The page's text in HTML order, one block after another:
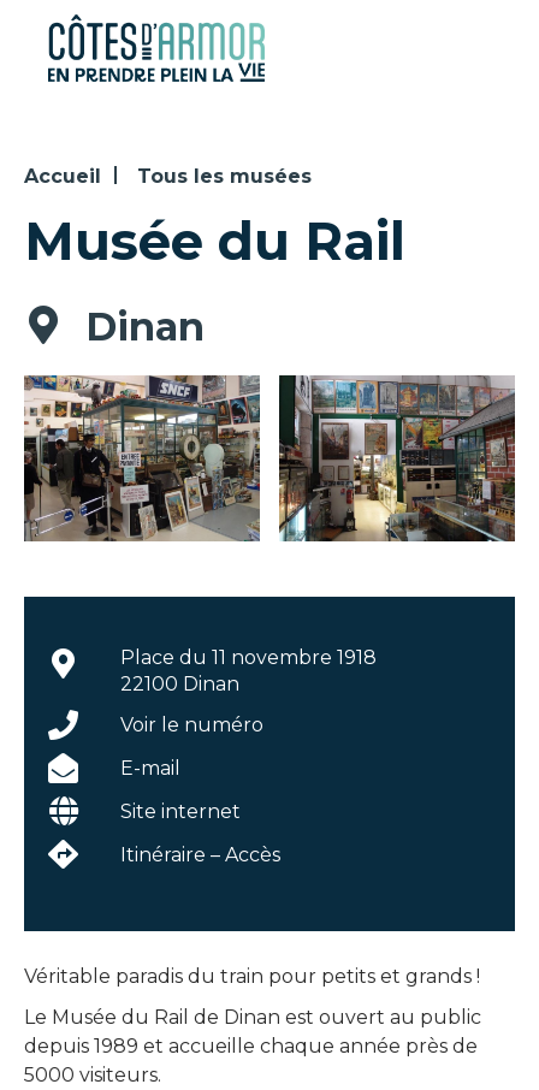
Panneau de gestion des cookies
Accueil Tous les musées
Musée du Rail
Dinan
Véritable paradis du train pour petits et grands !
Le Musée du Rail de Dinan est ouvert au public
depuis 1989 et accueille chaque année près de
5000 visiteurs.
Place du 11 novembre 1918
22100 Dinan
Voir le numéro
E-mail
Site internet
Itinéraire – Accès